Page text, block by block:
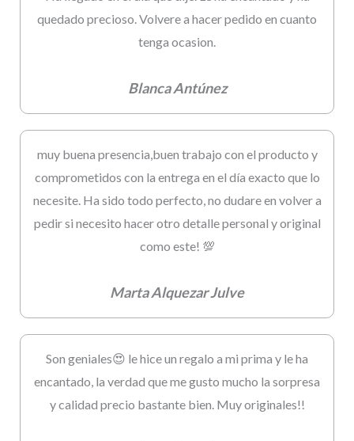
quedado precioso. Volvere a hacer pedido en cuanto
tenga ocasion.
Blanca Antúnez
muy buena presencia,buen trabajo con el producto y
comprometidos con la entrega en el día exacto que lo
necesite. Ha sido todo perfecto, no dudare en volver a
pedir si necesito hacer otro detalle personal y original
como este! 💯
Marta Alquezar Julve
Son geniales😍 le hice un regalo a mi prima y le ha
encantado, la verdad que me gusto mucho la sorpresa
y calidad precio bastante bien. Muy originales!!